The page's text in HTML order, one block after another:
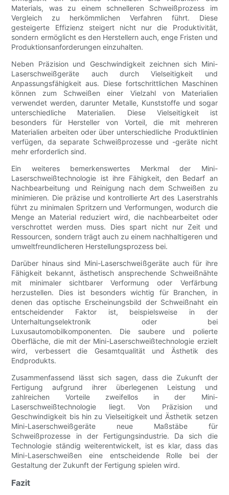
Materials, was zu einem schnelleren Schweißprozess im
Vergleich zu herkömmlichen Verfahren führt. Diese
gesteigerte Effizienz steigert nicht nur die Produktivität,
sondern ermöglicht es den Herstellern auch, enge Fristen und
Produktionsanforderungen einzuhalten.
Neben Präzision und Geschwindigkeit zeichnen sich Mini-
Laserschweißgeräte auch durch Vielseitigkeit und
Anpassungsfähigkeit aus. Diese fortschrittlichen Maschinen
können zum Schweißen einer Vielzahl von Materialien
verwendet werden, darunter Metalle, Kunststoffe und sogar
unterschiedliche Materialien. Diese Vielseitigkeit ist
besonders für Hersteller von Vorteil, die mit mehreren
Materialien arbeiten oder über unterschiedliche Produktlinien
verfügen, da separate Schweißprozesse und -geräte nicht
mehr erforderlich sind.
Ein weiteres bemerkenswertes Merkmal der Mini-
Laserschweißtechnologie ist ihre Fähigkeit, den Bedarf an
Nachbearbeitung und Reinigung nach dem Schweißen zu
minimieren. Die präzise und kontrollierte Art des Laserstrahls
führt zu minimalen Spritzern und Verformungen, wodurch die
Menge an Material reduziert wird, die nachbearbeitet oder
verschrottet werden muss. Dies spart nicht nur Zeit und
Ressourcen, sondern trägt auch zu einem nachhaltigeren und
umweltfreundlicheren Herstellungsprozess bei.
Darüber hinaus sind Mini-Laserschweißgeräte auch für ihre
Fähigkeit bekannt, ästhetisch ansprechende Schweißnähte
mit minimaler sichtbarer Verformung oder Verfärbung
herzustellen. Dies ist besonders wichtig für Branchen, in
denen das optische Erscheinungsbild der Schweißnaht ein
entscheidender Faktor ist, beispielsweise in der
Unterhaltungselektronik oder bei
Luxusautomobilkomponenten. Die saubere und polierte
Oberfläche, die mit der Mini-Laserschweißtechnologie erzielt
wird, verbessert die Gesamtqualität und Ästhetik des
Endprodukts.
Zusammenfassend lässt sich sagen, dass die Zukunft der
Fertigung aufgrund ihrer überlegenen Leistung und
zahlreichen Vorteile zweifellos in der Mini-
Laserschweißtechnologie liegt. Von Präzision und
Geschwindigkeit bis hin zu Vielseitigkeit und Ästhetik setzen
Mini-Laserschweißgeräte neue Maßstäbe für
Schweißprozesse in der Fertigungsindustrie. Da sich die
Technologie ständig weiterentwickelt, ist es klar, dass das
Mini-Laserschweißen eine entscheidende Rolle bei der
Gestaltung der Zukunft der Fertigung spielen wird.
Fazit